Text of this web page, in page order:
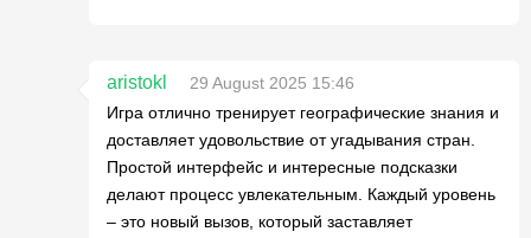
aristokl
29 August 2025 15:46
Игра отлично тренирует географические знания и
доставляет удовольствие от угадывания стран.
Простой интерфейс и интересные подсказки
делают процесс увлекательным. Каждый уровень
– это новый вызов, который заставляет